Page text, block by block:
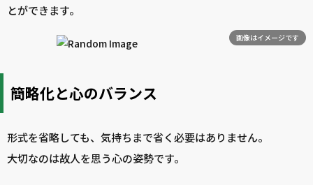
とができます。
画像はイメージです
簡略化と心のバランス
形式を省略しても、気持ちまで省く必要はありません。
大切なのは故人を思う心の姿勢です。